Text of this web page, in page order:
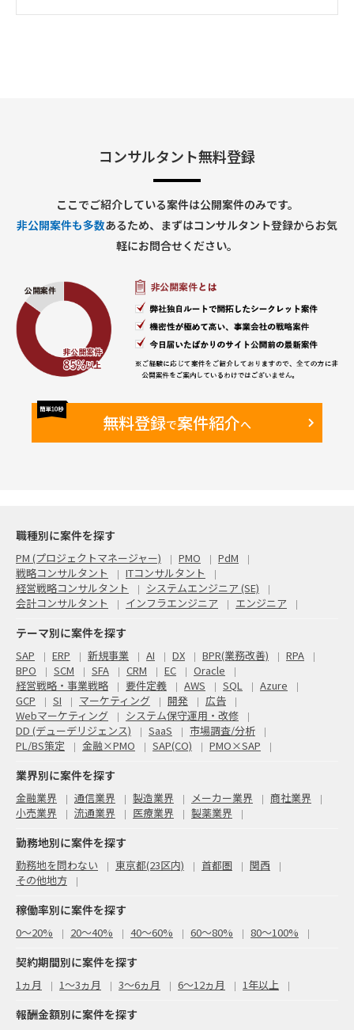
ート面談など、既存SaaS組合せ＋必要開発くらいイメージ）
・②③の要件定義の前段階の、要求定義から実施する。まず
「要求整理フェーズ」2か月★
は相当荒い状態。
この辺り検討にも踏み込む必要性が生じたら、柔軟に対応
する必要あり（但し、支援期間は延長する等、A社と調整する
・その後「要件定義フェーズ」2－3か月（「システムに関す
・システム機能要件の検討は、荒く機能検討した上で、使い
得るSaaS機能把握＋Fit&Gap的アプローチを予想。
・保険商品比較サイトや既存レガシーシステムと、②を分断
して良いか否か、どう連携するかも検討範囲
・業務要件はユースケース,業務フロー概要,販売会社との役
割分担/連携なども含める想定（詳細業務フロー,マニュアル,
トークレベルは不要。それらは次フェーズ範疇）
・この後続は
開発など ⇒A社のIT部門にパスする形の想定
・「③問合せ対応サポートセンター機能」の詳細業務フロ
ー、各種マニュアルドキュメント類、トークスクリプト検討な
ど ⇒SIerにバトンタッチ
理】
・現在業務フロー、使用システム概要の把握（業務フローや
システム相関図の詳細の資料化は不要。PJメンバーなど関係者
で認識共有できるレベルの資料化でOK）
・販売会社などステークホルダーへヒアリング（販売会社は
数社程度を想定）
・予想される課題洗出し（保険業法改正で求められる内容
・カスタマージャーニーにおける顧客やり取りシーン洗出し
テム機能・業務フロー、販売会社との役割分担と連携の概要レ
ベル検討
【ステークホルダーマネジメント支援】
・構築予定サービスのビジネススキーム精査
・販売会社などステークホルダーとのコミュニケーションの
支援（打合せ資料準備、議事メモ作成等）
・活動方針や進捗をマネジメント資料として作成
援必要性ある認識。その後の横断PMO支援は現時点不透明）
●想定体制
・元請側PJ責任者：元請シニアマネージャー（稼働率10-20%
ほど見込。過去にA社向けコンサル案件実施した人が担当）
・PJマネージャー：TBD 今回の募集枠（稼働率50-80%ほど想
定）
・元請コンサルタントA：稼働率100%
今回募集する方は、本PJ支援のPJマネージャーとして、PJ成功
に向けて主体的に推進いただきたいです。
等は元請コンサルタントが作業しますが、そのディレクショ
・契約期間：2025年7月頃～2か月 ※現在提案中であり詳
フェーズ」2－3か月も継続契約の見込み
り（A社本社は、新幹線で普通に日帰りできる場所。新幹線の
コンサルタント無料登録
ここでご紹介している案件は公開案件のみです。
非公開案件も多数あるため、まずはコンサルタント登録からお気
軽にお問合せください。
無料登録で案件紹介へ
職種別に案件を探す
PM (プロジェクトマネージャー) PMO
PdM
戦略コンサルタント
ITコンサルタント
経営戦略コンサルタント
システムエンジニア (SE)
会計コンサルタント
インフラエンジニア エンジニア
テーマ別に案件を探す
SAP ERP 新規事業 AI DX BPR(業務改善)
RPA
BPO
SCM SFA CRM EC
Oracle
経営戦略・事業戦略
要件定義 AWS SQL
Azure
GCP
SI マーケティング 開発
広告
Webマーケティング
システム保守運用・改修
DD (デューデリジェンス)
SaaS
市場調査/分析
PL/BS策定
金融×PMO SAP(CO) PMO×SAP
業界別に案件を探す
金融業界 通信業界 製造業界 メーカー業界
商社業界
小売業界
流通業界 医療業界 製薬業界
勤務地別に案件を探す
勤務地を問わない 東京都(23区内) 首都圏
関西
その他地方
稼働率別に案件を探す
0〜20% 20〜40% 40〜60% 60〜80% 80〜100%
契約期間別に案件を探す
1ヵ月 1～3ヵ月 3～6ヵ月 6～12ヵ月 1年以上
報酬金額別に案件を探す